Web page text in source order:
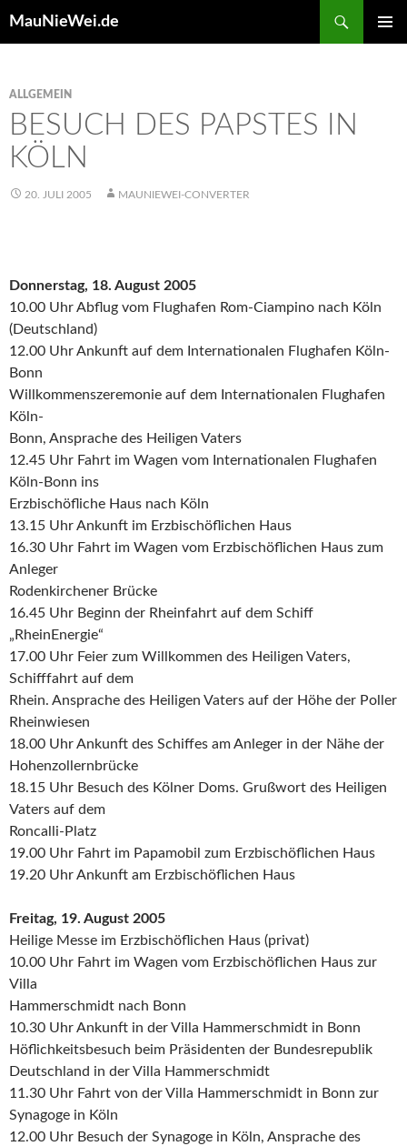
MauNieWei.de
ALLGEMEIN
BESUCH DES PAPSTES IN
KÖLN
20. JULI 2005 MAUNIEWEI-CONVERTER
Donnerstag, 18. August 2005
10.00 Uhr Abflug vom Flughafen Rom-Ciampino nach Köln
(Deutschland)
12.00 Uhr Ankunft auf dem Internationalen Flughafen Köln-
Bonn
Willkommenszeremonie auf dem Internationalen Flughafen
Köln-
Bonn, Ansprache des Heiligen Vaters
12.45 Uhr Fahrt im Wagen vom Internationalen Flughafen
Köln-Bonn ins
Erzbischöfliche Haus nach Köln
13.15 Uhr Ankunft im Erzbischöflichen Haus
16.30 Uhr Fahrt im Wagen vom Erzbischöflichen Haus zum
Anleger
Rodenkirchener Brücke
16.45 Uhr Beginn der Rheinfahrt auf dem Schiff
„RheinEnergie“
17.00 Uhr Feier zum Willkommen des Heiligen Vaters,
Schifffahrt auf dem
Rhein. Ansprache des Heiligen Vaters auf der Höhe der Poller
Rheinwiesen
18.00 Uhr Ankunft des Schiffes am Anleger in der Nähe der
Hohenzollernbrücke
18.15 Uhr Besuch des Kölner Doms. Grußwort des Heiligen
Vaters auf dem
Roncalli-Platz
19.00 Uhr Fahrt im Papamobil zum Erzbischöflichen Haus
19.20 Uhr Ankunft am Erzbischöflichen Haus
Freitag, 19. August 2005
Heilige Messe im Erzbischöflichen Haus (privat)
10.00 Uhr Fahrt im Wagen vom Erzbischöflichen Haus zur
Villa
Hammerschmidt nach Bonn
10.30 Uhr Ankunft in der Villa Hammerschmidt in Bonn
Höflichkeitsbesuch beim Präsidenten der Bundesrepublik
Deutschland in der Villa Hammerschmidt
11.30 Uhr Fahrt von der Villa Hammerschmidt in Bonn zur
Synagoge in Köln
12.00 Uhr Besuch der Synagoge in Köln, Ansprache des